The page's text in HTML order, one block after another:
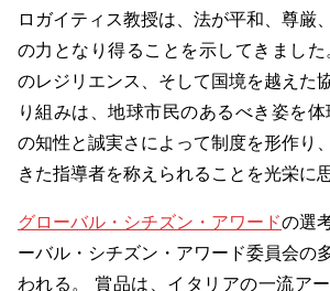
ロガイティス教授は、法が平和、尊厳
の力となり得ることを示してきまし
のレジリエンス、そして国境を越えた
り組みは、地球市民のあるべき姿を
の知性と誠実さによって制度を形作り
きた指導者を称えられることを光栄に
グローバル・シチズン・アワードの選
ーバル・シチズン・アワード委員会の
われる。 賞品は、イタリアの一流ア